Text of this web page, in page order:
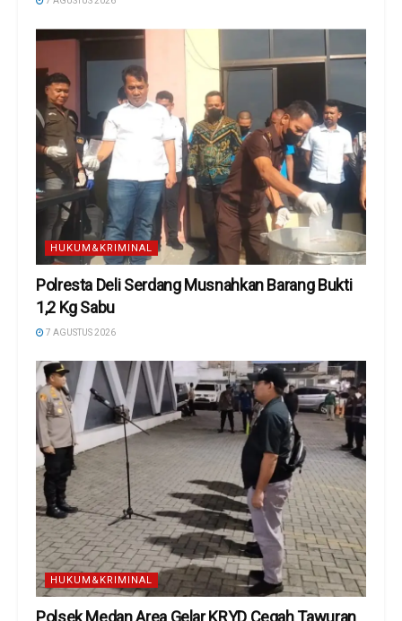
HUKUM&KRIMINAL
Polresta Deli Serdang Musnahkan Barang Bukti
1,2 Kg Sabu
7 AGUSTUS 2026
HUKUM&KRIMINAL